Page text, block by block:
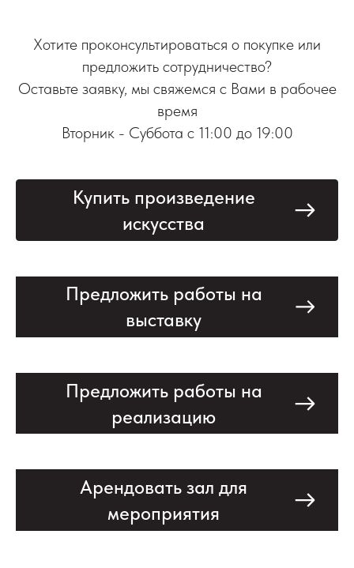
Хотите проконсультироваться о покупке или
предложить сотрудничество?
Оставьте заявку, мы свяжемся с Вами в рабочее
время
Вторник - Суббота с 11:00 до 19:00
Купить произведение
искусства
Предложить работы на
выставку
Предложить работы на
реализацию
Арендовать зал для
мероприятия